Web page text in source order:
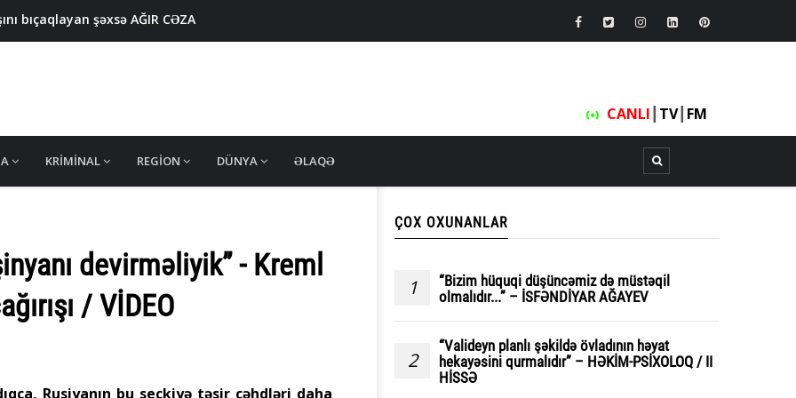
bıçaqlayan şəxsə AĞIR CƏZA
həb... - DSX MƏLUMAT YAYDI / FOTOLAR
5 nəfər tapıldı - RƏSMİ AÇIQLAMA
- Naxçıvanda yüzlərlə şəxs saxlanıldı
CANLI TV┃ FM
KRIMINAL REGION DÜNYA ƏLAQƏ
devirməliyik” - Kreml
/ VİDEO
Rusiyanın bu seçkiyə təsir cəhdləri daha
ÇOX OXUNANLAR
1
“Bizim hüquqi düşüncəmiz də müstəqil
olmalıdır...” – İSFƏNDİYAR AĞAYEV
2
“Valideyn planlı şəkildə övladının həyat
hekayəsini qurmalıdır” – HƏKİM-PSİXOLOQ / II
HİSSƏ